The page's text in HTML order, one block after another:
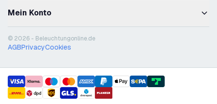
Mein Konto
© 2026 - Beleuchtungonline.de
AGBPrivacyCookies
payment methods
shipment methods